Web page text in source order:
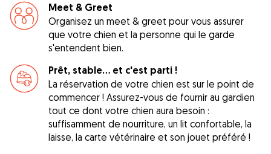
Meet & Greet
Organisez un meet & greet pour vous assurer
que votre chien et la personne qui le garde
s'entendent bien.
Prêt, stable... et c'est parti !
La réservation de votre chien est sur le point de
commencer ! Assurez-vous de fournir au gardien
tout ce dont votre chien aura besoin :
suffisamment de nourriture, un lit confortable, la
laisse, la carte vétérinaire et son jouet préféré !